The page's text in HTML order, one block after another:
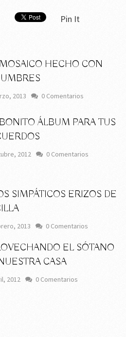
Pin It
HECHO CON
2013 0 Comentarios
ÁLBUM PARA TUS
2012 0 Comentarios
SIMPÁTICOS ERIZOS DE
2013 0 Comentarios
EL SÓTANO
CASA
2012 0 Comentarios